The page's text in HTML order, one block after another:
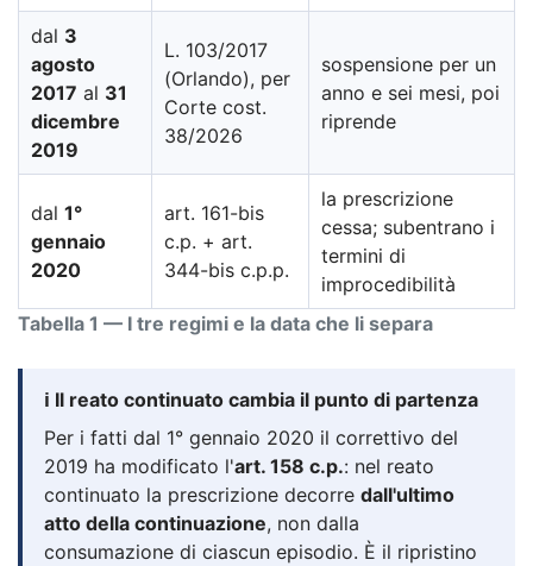
Tabella 1 — I tre regimi e la data che li separa
dal 3
agosto
2017 al 31
dicembre
2019
L. 103/2017
(Orlando), per
Corte cost.
38/2026
sospensione per un
anno e sei mesi, poi
riprende
dal 1°
gennaio
2020
art. 161-bis
c.p. + art.
344-bis c.p.p.
la prescrizione
cessa; subentrano i
termini di
improcedibilità
ℹ️ Il reato continuato cambia il punto di partenza
Per i fatti dal 1° gennaio 2020 il correttivo del
2019 ha modificato l'art. 158 c.p.: nel reato
continuato la prescrizione decorre dall'ultimo
atto della continuazione, non dalla
consumazione di ciascun episodio. È il ripristino